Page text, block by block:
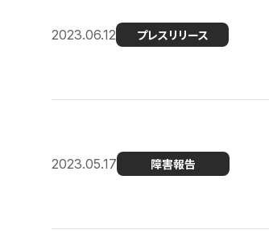
2023.06.12 プレスリリース
2023.05.17 障害報告